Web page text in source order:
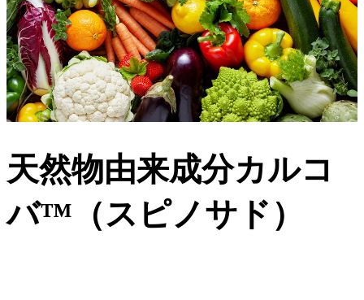
天然物由来成分カルコ
バ™（スピノサド）